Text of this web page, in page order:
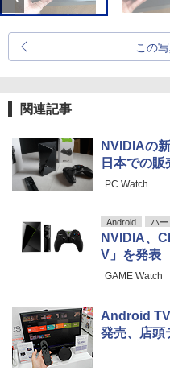
この
関連記事
NVIDIAの
日本での
PC Watch
Android ハー
NVIDIA、
V」を発表
GAME Watch
Android
発売、店頭